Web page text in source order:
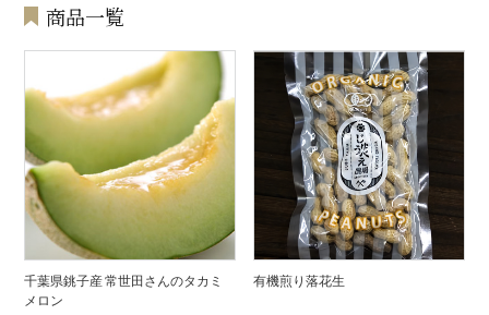
商品一覧
千葉県銚子産 常世田さんのタカミ
メロン
有機煎り落花生